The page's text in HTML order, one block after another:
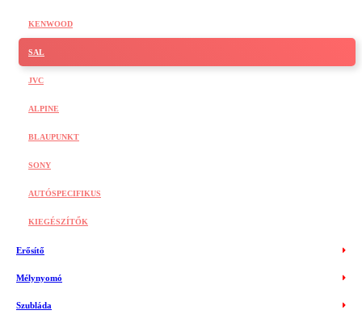
KENWOOD
SAL
JVC
ALPINE
BLAUPUNKT
SONY
AUTÓSPECIFIKUS
KIEGÉSZÍTŐK
Erősítő
Mélynyomó
Szubláda